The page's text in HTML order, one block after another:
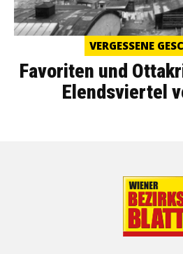
VERGESSENE
Favoriten und
Elendsviertel